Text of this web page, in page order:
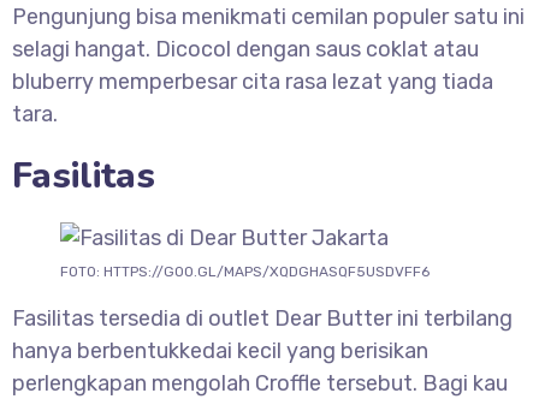
Pengunjung bisa menikmati cemilan populer satu ini
selagi hangat. Dicocol dengan saus coklat atau
bluberry memperbesar cita rasa lezat yang tiada
tara.
Fasilitas
FOTO: HTTPS://GOO.GL/MAPS/XQDGHASQF5USDVFF6
Fasilitas tersedia di outlet Dear Butter ini terbilang
hanya berbentukkedai kecil yang berisikan
perlengkapan mengolah Croffle tersebut. Bagi kau